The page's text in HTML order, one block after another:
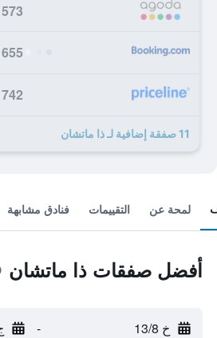
573 ﷼
655 ﷼
742 ﷼
11 صفقة إضافية لـ ذا ماتشان
لمحة عن التقييمات فنادق مشابهة
أفضل صفقات ذا ماتشان
خ 13/8 - ج